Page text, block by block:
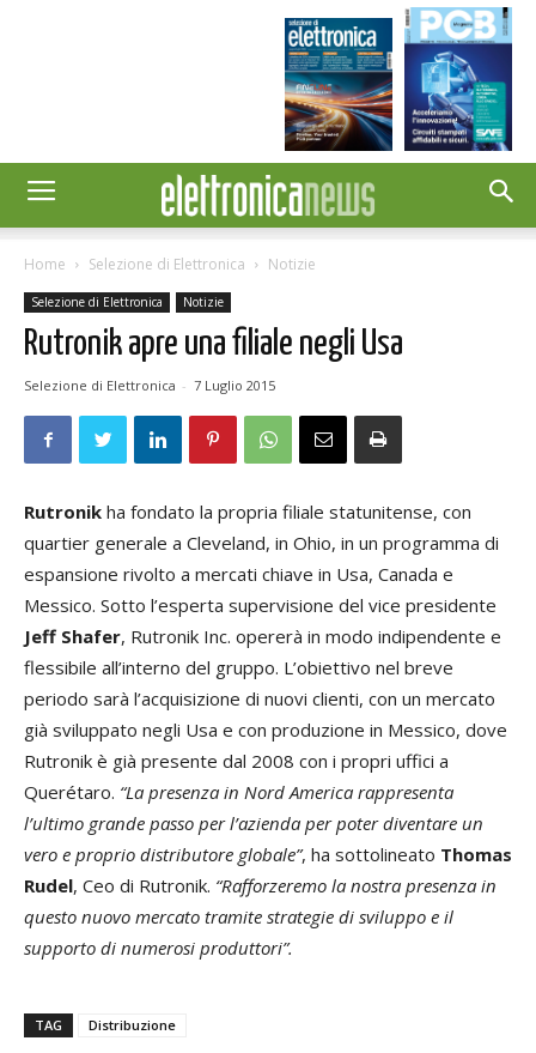
Home Selezione di Elettronica Notizie
Selezione di Elettronica Notizie
Rutronik apre una filiale negli Usa
Selezione di Elettronica - 7 Luglio 2015
Rutronik ha fondato la propria filiale statunitense, con
quartier generale a Cleveland, in Ohio, in un programma di
espansione rivolto a mercati chiave in Usa, Canada e
Messico. Sotto l’esperta supervisione del vice presidente
Jeff Shafer, Rutronik Inc. opererà in modo indipendente e
flessibile all’interno del gruppo. L’obiettivo nel breve
periodo sarà l’acquisizione di nuovi clienti, con un mercato
già sviluppato negli Usa e con produzione in Messico, dove
Rutronik è già presente dal 2008 con i propri uffici a
Querétaro. “La presenza in Nord America rappresenta
l’ultimo grande passo per l’azienda per poter diventare un
vero e proprio distributore globale”, ha sottolineato Thomas
Rudel, Ceo di Rutronik. “Rafforzeremo la nostra presenza in
questo nuovo mercato tramite strategie di sviluppo e il
supporto di numerosi produttori”.
TAG Distribuzione